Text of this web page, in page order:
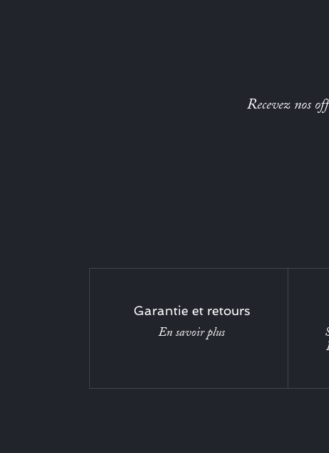
Recevez nos
Garantie et retours
En savoir plus